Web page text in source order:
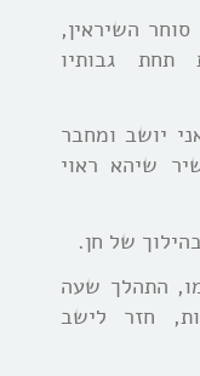
השיראין,
תחת גבותיו
יושב ומחבר
שיהא ראוי
של חן.
התהלך שעה
חזר לישב